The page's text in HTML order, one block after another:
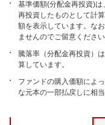
基準価額(分配金再投資)
再投資したものとして計
額を表示しています。な
ませんのでご留意ください
騰落率（分配金再投資）
算しています。
ファンドの購入価額によ
な元本の一部払戻しに相